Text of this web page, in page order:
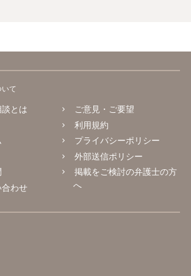
いて
とは
わせ
ご意見・ご要望
利用規約
プライバシーポリシー
外部送信ポリシー
掲載をご検討の弁護士の方
へ